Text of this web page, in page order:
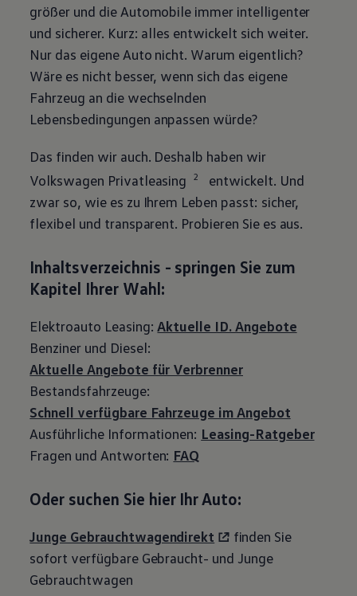
größer und die Automobile immer intelligenter
und sicherer. Kurz: alles entwickelt sich weiter.
Nur das eigene Auto nicht. Warum eigentlich?
Wäre es nicht besser, wenn sich das eigene
Fahrzeug an die wechselnden
Lebensbedingungen anpassen würde?
Das finden wir auch. Deshalb haben wir
Volkswagen Privatleasing 2
entwickelt. Und
zwar so, wie es zu Ihrem Leben passt: sicher,
flexibel und transparent. Probieren Sie es aus.
Inhaltsverzeichnis - springen Sie zum
Kapitel Ihrer Wahl:
Elektroauto Leasing:Aktuelle ID. Angebote
Benziner und Diesel:
Aktuelle Angebote für Verbrenner
Bestandsfahrzeuge:
Schnell verfügbare Fahrzeuge im Angebot
Ausführliche Informationen: Leasing-Ratgeber
Fragen und Antworten: FAQ
Oder suchen Sie hier Ihr Auto:
Junge Gebrauchtwagendirekt
finden Sie
sofort verfügbare Gebraucht- und Junge
Gebrauchtwagen